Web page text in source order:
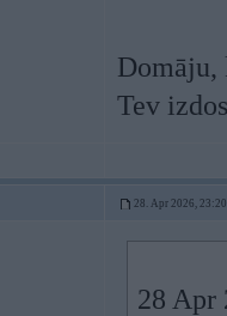
Domāju,
Tev
28. Apr 2026, 23:20
28 Apr